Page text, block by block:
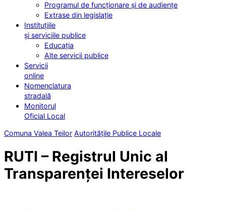
Programul de funcționare și de audiențe
Extrase din legislație
Instituțiile
și serviciile publice
Educația
Alte servicii publice
Servicii
online
Nomenclatura
stradală
Monitorul
Oficial Local
Comuna Valea Teilor Autoritățile Publice Locale
RUTI – Registrul Unic al
Transparenței Intereselor